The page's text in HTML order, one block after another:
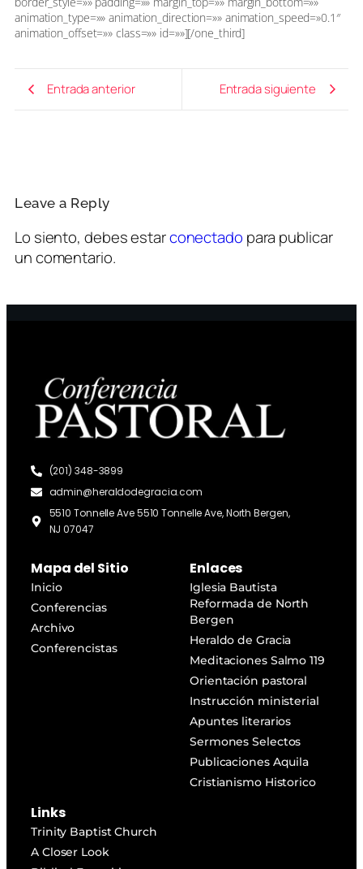
animation_type=»» animation_direction=»» animation_speed=»0.1″
animation_offset=»» class=»» id=»»][/one_third]
Entrada anterior Entrada siguiente
Leave a Reply
Lo siento, debes estarconectado para publicar
un comentario.
(201) 348-3899
admin@heraldodegracia.com
5510 Tonnelle Ave 5510 Tonnelle Ave, North Bergen,
NJ 07047
Mapa del Sitio
Inicio
Conferencias
Archivo
Conferencistas
Enlaces
Iglesia Bautista
Reformada de North
Bergen
Heraldo de Gracia
Meditaciones Salmo 119
Orientación pastoral
Instrucción ministerial
Apuntes literarios
Sermones Selectos
Publicaciones Aquila
Cristianismo Historico
Links
Trinity Baptist Church
A Closer Look